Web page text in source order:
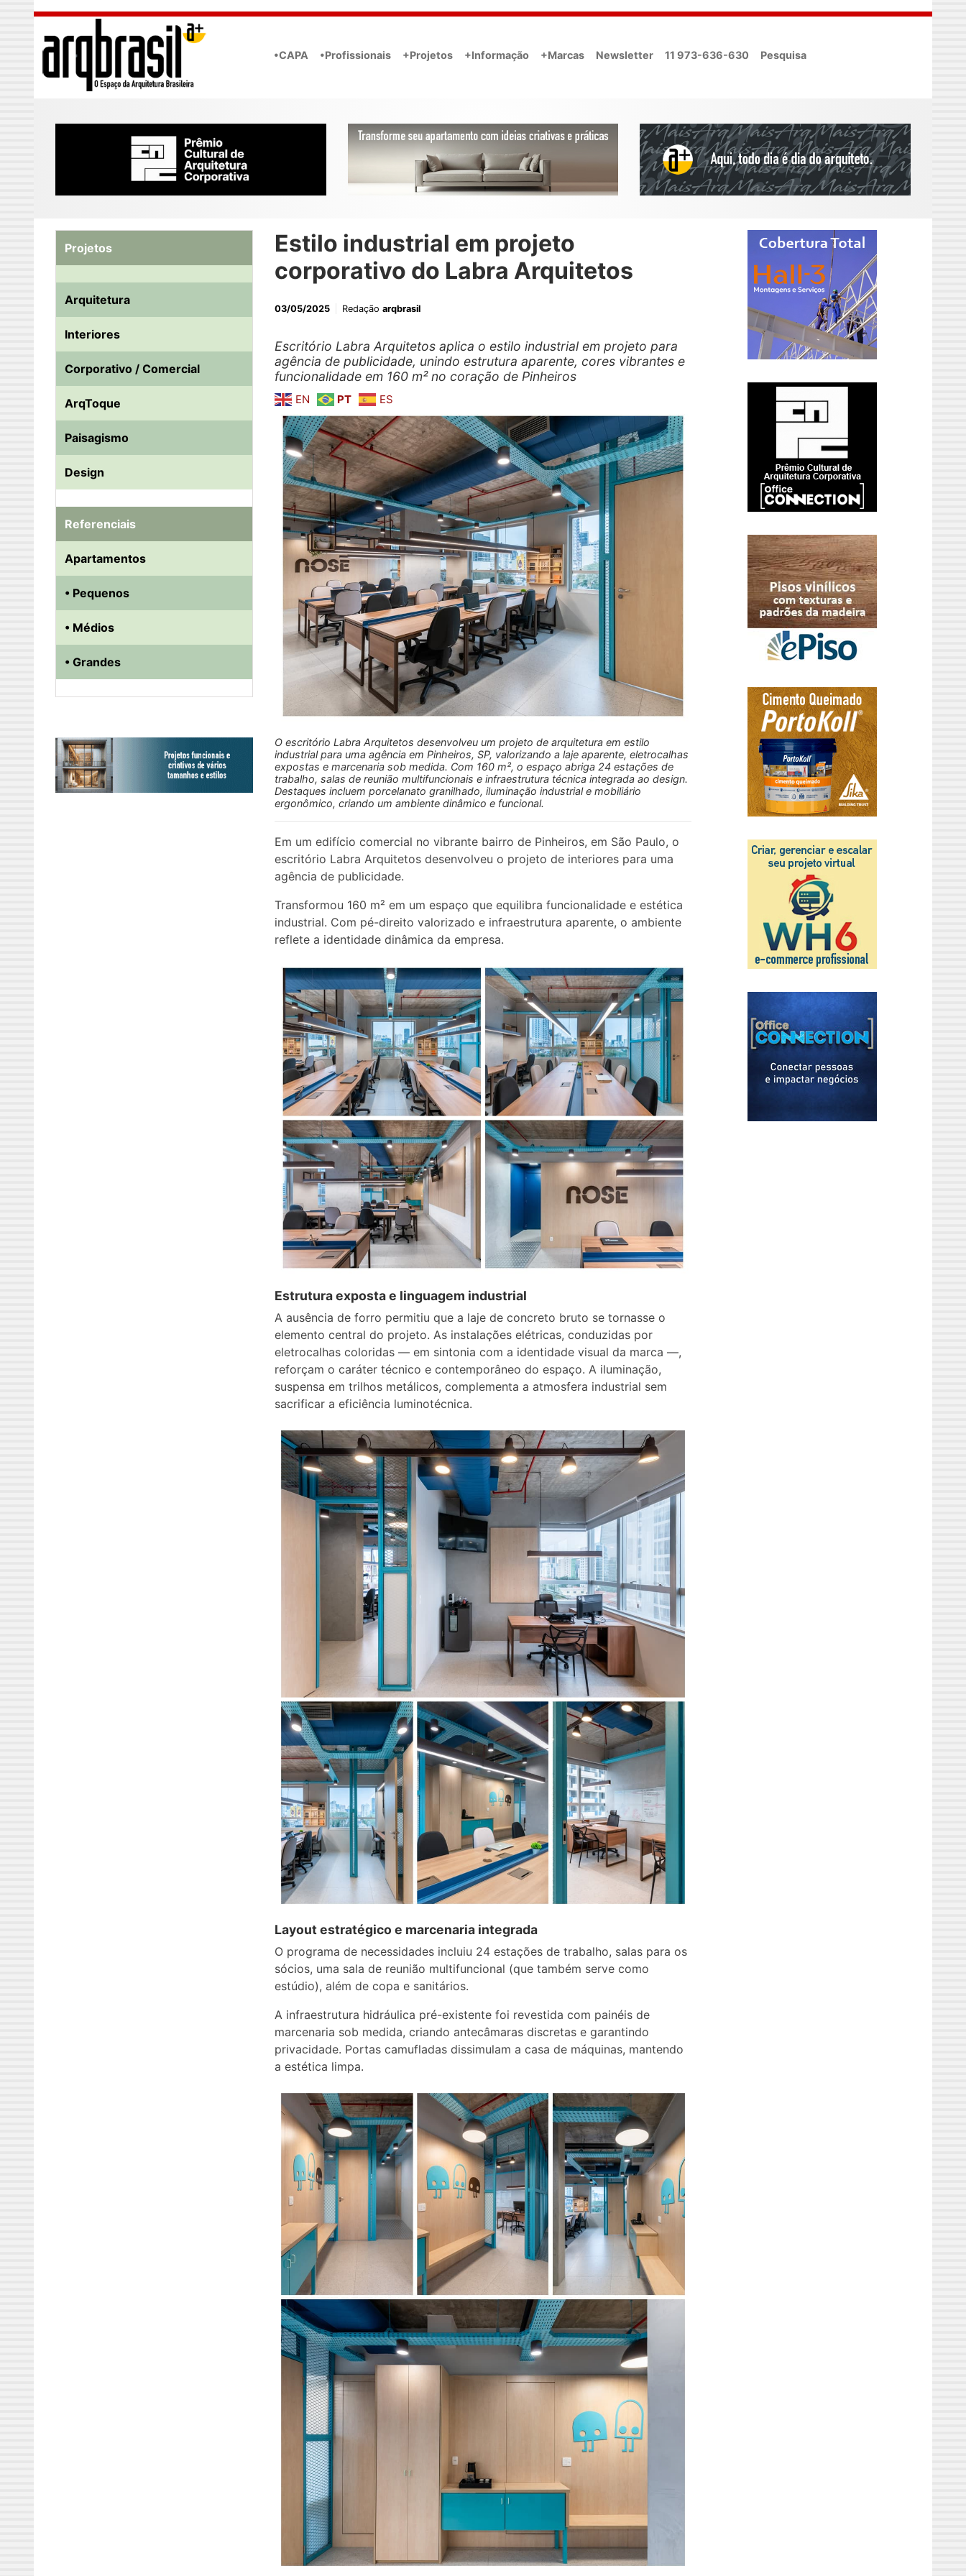
Skip to main content
•CAPA •Profissionais +Projetos +Informação +Marcas Newsletter 11 973-636-630 Pesquisa
Estilo industrial em projeto
corporativo do Labra Arquitetos
03/05/2025 Redação arqbrasil
Escritório Labra Arquitetos aplica o estilo industrial em projeto para
agência de publicidade, unindo estrutura aparente, cores vibrantes e
funcionalidade em 160 m² no coração de Pinheiros
EN PT ES
O escritório Labra Arquitetos desenvolveu um projeto de arquitetura em estilo
industrial para uma agência em Pinheiros, SP, valorizando a laje aparente, eletrocalhas
expostas e marcenaria sob medida. Com 160 m², o espaço abriga 24 estações de
trabalho, salas de reunião multifuncionais e infraestrutura técnica integrada ao design.
Destaques incluem porcelanato granilhado, iluminação industrial e mobiliário
ergonômico, criando um ambiente dinâmico e funcional.
Em um edifício comercial no vibrante bairro de Pinheiros, em São Paulo, o
escritório Labra Arquitetos desenvolveu o projeto de interiores para uma
agência de publicidade.
Transformou 160 m² em um espaço que equilibra funcionalidade e estética
industrial. Com pé-direito valorizado e infraestrutura aparente, o ambiente
reflete a identidade dinâmica da empresa.
Estrutura exposta e linguagem industrial
A ausência de forro permitiu que a laje de concreto bruto se tornasse o
elemento central do projeto. As instalações elétricas, conduzidas por
eletrocalhas coloridas — em sintonia com a identidade visual da marca —,
reforçam o caráter técnico e contemporâneo do espaço. A iluminação,
suspensa em trilhos metálicos, complementa a atmosfera industrial sem
sacrificar a eficiência luminotécnica.
Layout estratégico e marcenaria integrada
O programa de necessidades incluiu 24 estações de trabalho, salas para os
sócios, uma sala de reunião multifuncional (que também serve como
estúdio), além de copa e sanitários.
A infraestrutura hidráulica pré-existente foi revestida com painéis de
marcenaria sob medida, criando antecâmaras discretas e garantindo
privacidade. Portas camufladas dissimulam a casa de máquinas, mantendo
a estética limpa.
Projetos
Arquitetura
Interiores
Corporativo / Comercial
ArqToque
Paisagismo
Design
Referenciais
Apartamentos
• Pequenos
• Médios
• Grandes